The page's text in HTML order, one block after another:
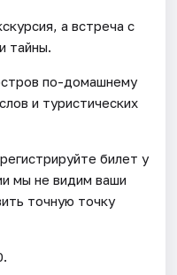
а встреча с
тайны.
по-домашнему
и туристических
билет у
мы не видим ваши
точную точку